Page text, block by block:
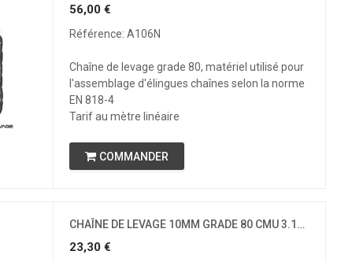
56,00€
Référence: A106N
Chaîne de levage grade 80, matériel utilisé pour
l'assemblage d'élingues chaînes selon la norme
EN 818-4
Tarif au mètre linéaire
COMMANDER
CHAÎNE DE LEVAGE 10MM GRADE 80 CMU 3.15 T
23,30€